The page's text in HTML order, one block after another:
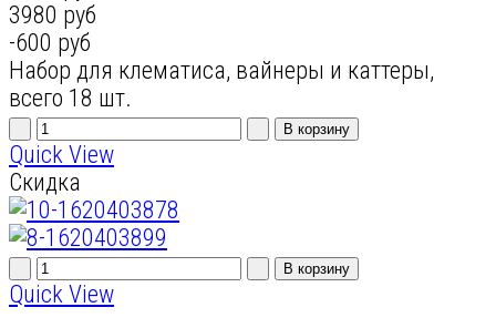
3980 руб
-600 руб
Набор для клематиса, вайнеры и каттеры,
всего 18 шт.
Quick View
Скидка
Quick View